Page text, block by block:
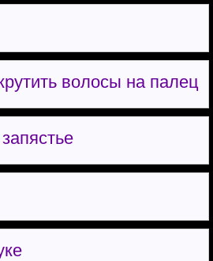
волосы на палец